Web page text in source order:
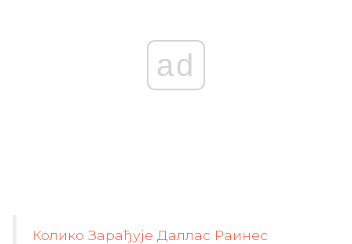
ad
Колико Зарађује Даллас Раинес